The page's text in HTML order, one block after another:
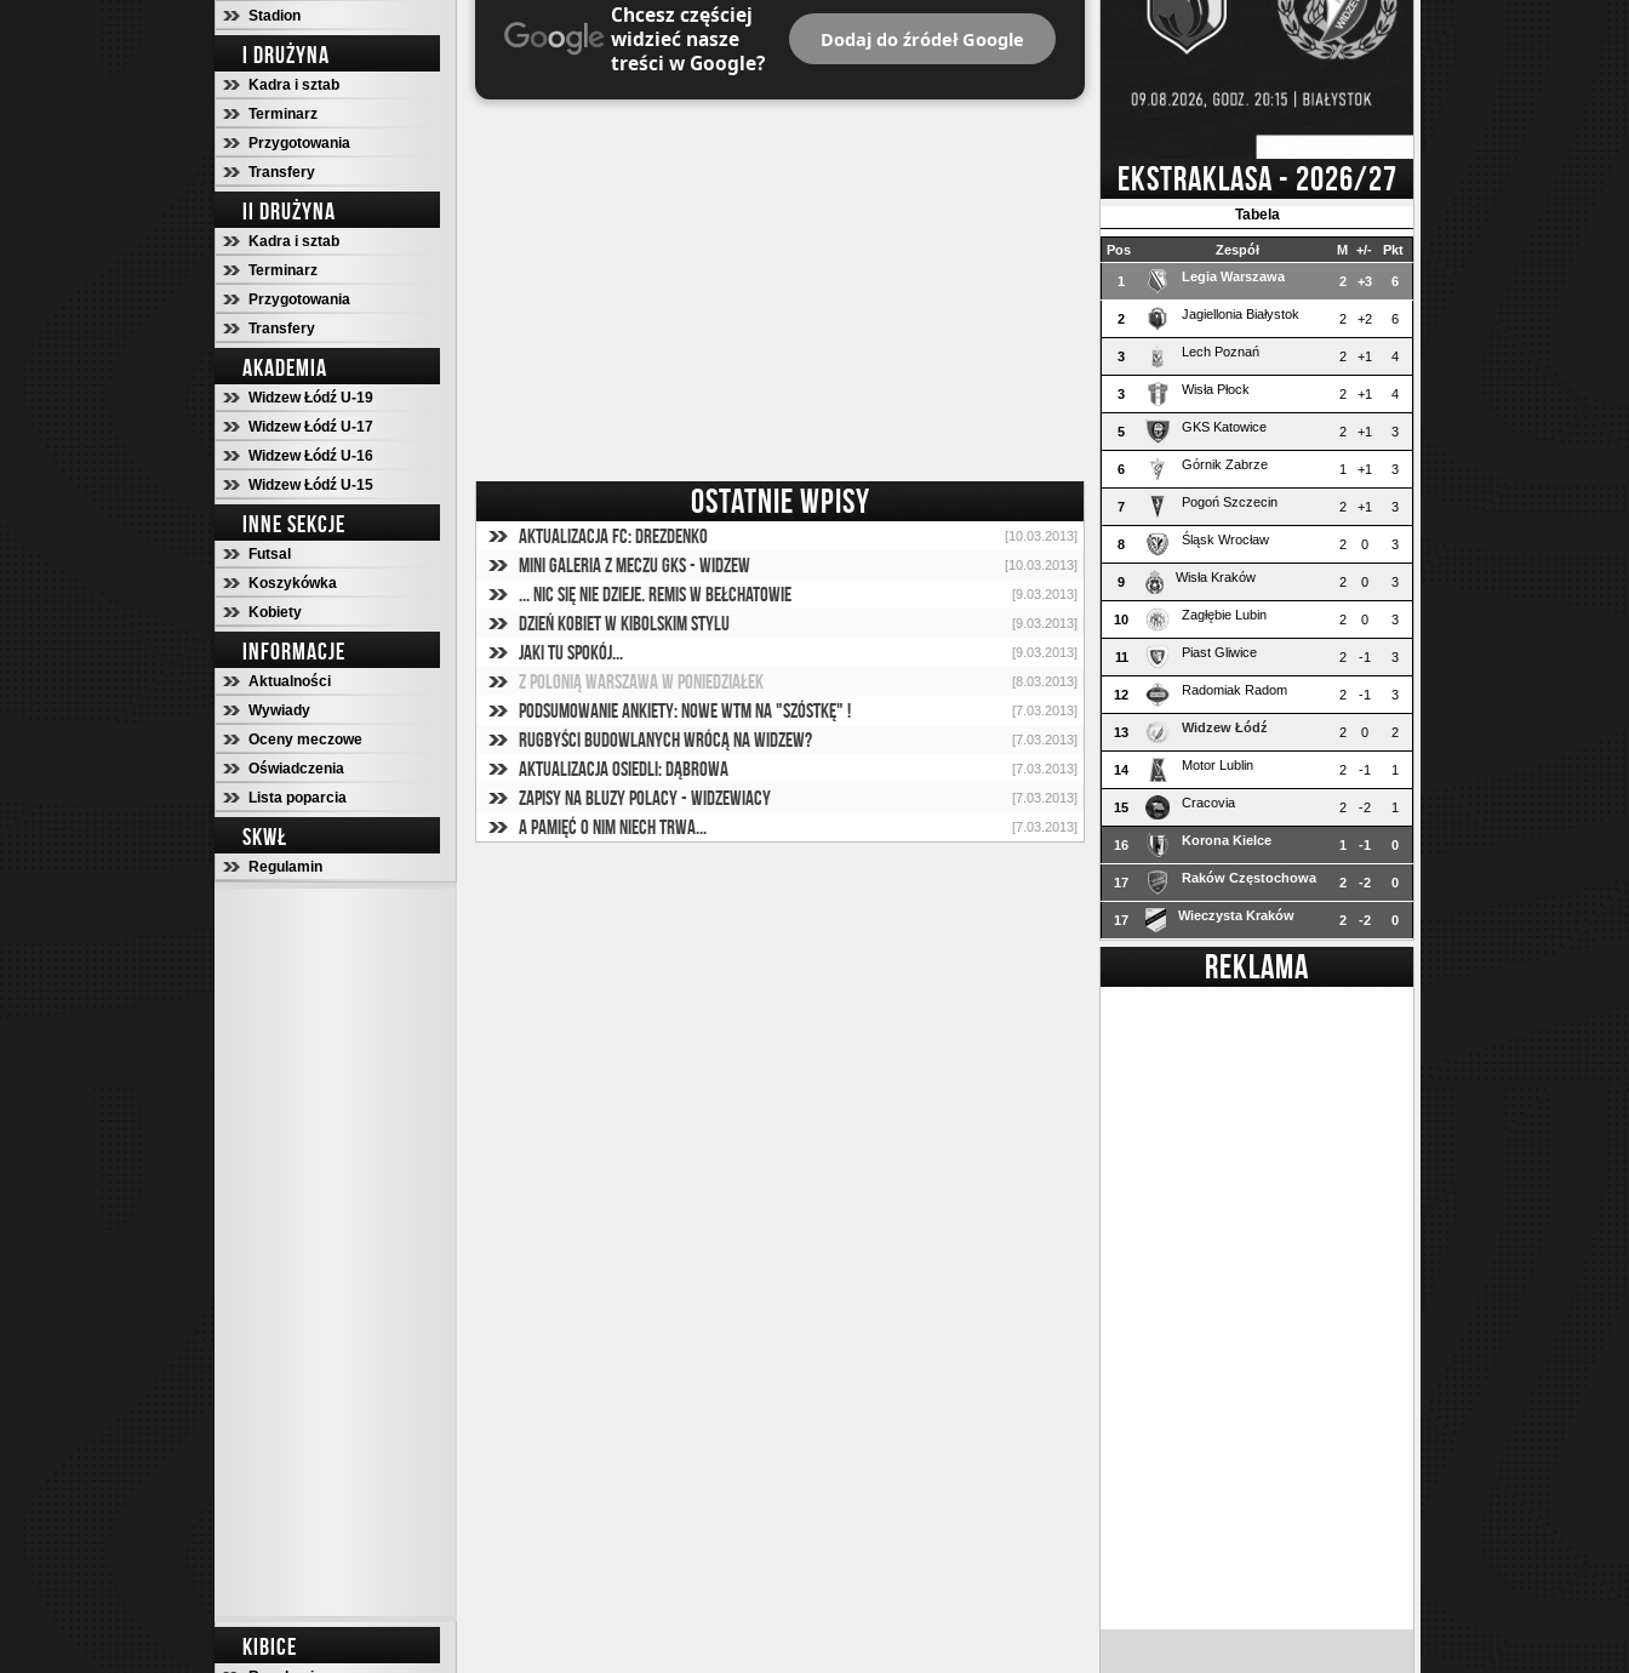
Stadion
I DRUŻYNA
Kadra i sztab
Terminarz
Przygotowania
Transfery
II DRUŻYNA
Kadra i sztab
Terminarz
Przygotowania
Transfery
AKADEMIA
Widzew Łódź U-19
Widzew Łódź U-17
Widzew Łódź U-16
Widzew Łódź U-15
INNE SEKCJE
Futsal
Koszykówka
Kobiety
INFORMACJE
Aktualności
Wywiady
Oceny meczowe
Oświadczenia
Lista poparcia
SKWŁ
Regulamin
KIBICE
Chcesz częściej
widzieć nasze
treści w Google?
Dodaj do źródeł Google
OSTATNIE WPISY
Aktualizacja FC: Drezdenko [10.03.2013]
Mini galeria z meczu GKS - Widzew [10.03.2013]
... nic się nie dzieje. Remis w Bełchatowie [9.03.2013]
Dzień Kobiet w kibolskim stylu [9.03.2013]
Jaki tu spokój... [9.03.2013]
Z Polonią Warszawa w poniedziałek [8.03.2013]
Podsumowanie ankiety: nowe WTM na "szóstkę" ! [7.03.2013]
Rugbyści Budowlanych wrócą na Widzew? [7.03.2013]
Aktualizacja osiedli: Dąbrowa [7.03.2013]
Zapisy na bluzy POLACY - WIDZEWIACY [7.03.2013]
A pamięć o Nim niech trwa... [7.03.2013]
EKSTRAKLASA - 2026/27
Tabela
Pos Zespół M +/- Pkt
1 Legia Warszawa 2 +3 6
2 Jagiellonia Białystok 2 +2 6
3 Lech Poznań 2 +1 4
3 Wisła Płock 2 +1 4
5 GKS Katowice 2 +1 3
6 Górnik Zabrze 1 +1 3
7 Pogoń Szczecin 2 +1 3
8 Śląsk Wrocław 2 0 3
9 Wisła Kraków 2 0 3
10 Zagłębie Lubin 2 0 3
11 Piast Gliwice 2 -1 3
12 Radomiak Radom 2 -1 3
13 Widzew Łódź 2 0 2
14 Motor Lublin 2 -1 1
15 Cracovia 2 -2 1
16 Korona Kielce 1 -1 0
17 Raków Częstochowa 2 -2 0
17 Wieczysta Kraków 2 -2 0
REKLAMA